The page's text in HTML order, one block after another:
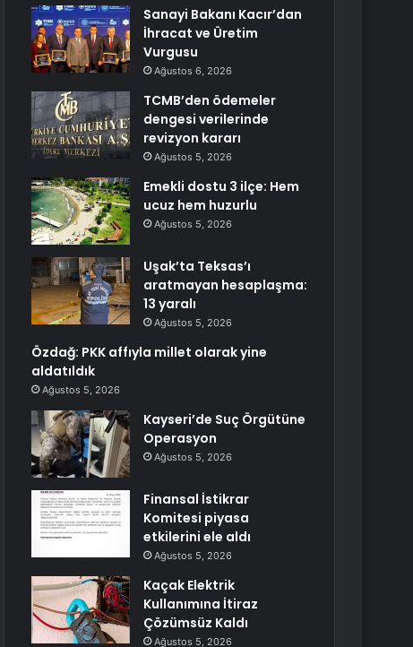
Sanayi Bakanı Kacır’dan
İhracat ve Üretim
Vurgusu
Ağustos 6, 2026
TCMB’den ödemeler
dengesi verilerinde
revizyon kararı
Ağustos 5, 2026
Emekli dostu 3 ilçe: Hem
ucuz hem huzurlu
Ağustos 5, 2026
Uşak’ta Teksas’ı
aratmayan hesaplaşma:
13 yaralı
Ağustos 5, 2026
Özdağ: PKK affıyla millet olarak yine
aldatıldık
Ağustos 5, 2026
Kayseri’de Suç Örgütüne
Operasyon
Ağustos 5, 2026
Finansal İstikrar
Komitesi piyasa
etkilerini ele aldı
Ağustos 5, 2026
Kaçak Elektrik
Kullanımına İtiraz
Çözümsüz Kaldı
Ağustos 5, 2026